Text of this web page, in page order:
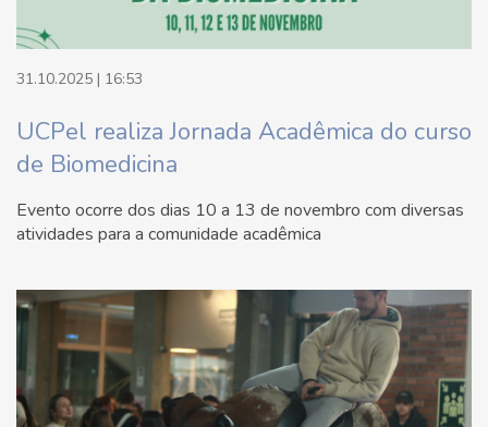
31.10.2025 | 16:53
UCPel realiza Jornada Acadêmica do curso
de Biomedicina
Evento ocorre dos dias 10 a 13 de novembro com diversas
atividades para a comunidade acadêmica